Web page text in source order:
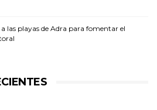
a las playas de Adra para fomentar el